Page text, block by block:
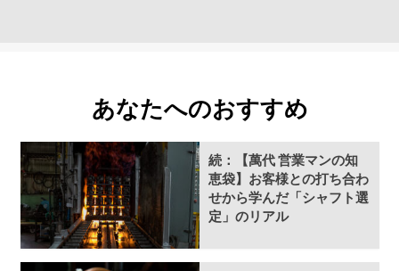
あなたへのおすすめ
続：【萬代 営業マンの知
恵袋】お客様との打ち合わ
せから学んだ「シャフト選
定」のリアル